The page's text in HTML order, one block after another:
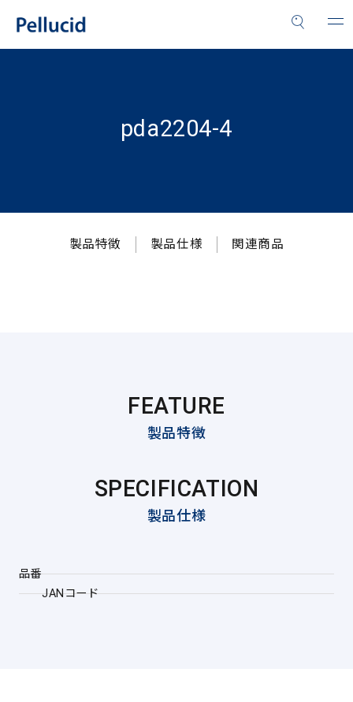
pda2204-4
製品特徴 製品仕様 関連商品
FEATURE
製品特徴
SPECIFICATION
製品仕様
品番
JANコード